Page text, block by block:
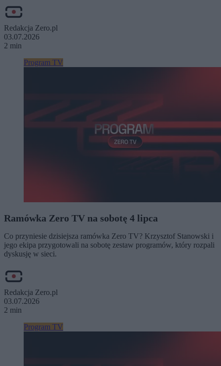
Redakcja Zero.pl
03.07.2026
2 min
Program TV
Ramówka Zero TV na sobotę 4 lipca
Co przyniesie dzisiejsza ramówka Zero TV? Krzysztof Stanowski i
jego ekipa przygotowali na sobotę zestaw programów, który rozpali
dyskusję w sieci.
Redakcja Zero.pl
03.07.2026
2 min
Program TV